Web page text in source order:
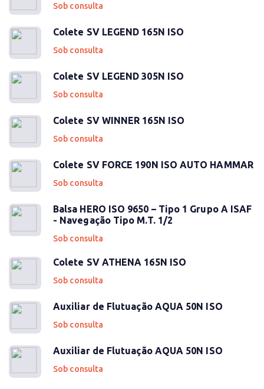
Sob consulta
Colete SV LEGEND 165N ISO
Sob consulta
Colete SV LEGEND 305N ISO
Sob consulta
Colete SV WINNER 165N ISO
Sob consulta
Colete SV FORCE 190N ISO AUTO HAMMAR
Sob consulta
Balsa HERO ISO 9650 – Tipo 1 Grupo A ISAF
- Navegação Tipo M.T. 1/2
Sob consulta
Colete SV ATHENA 165N ISO
Sob consulta
Auxiliar de Flutuação AQUA 50N ISO
Sob consulta
Auxiliar de Flutuação AQUA 50N ISO
Sob consulta